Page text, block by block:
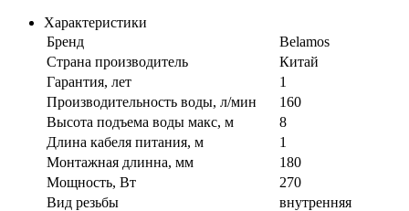
Характеристики
Бренд
Belamos
Страна производитель
Китай
Гарантия, лет
1
Производительность воды, л/мин
160
Высота подъема воды макс, м
8
Длина кабеля питания, м
1
Монтажная длинна, мм
180
Мощность, Вт
270
Вид резьбы
внутренняя